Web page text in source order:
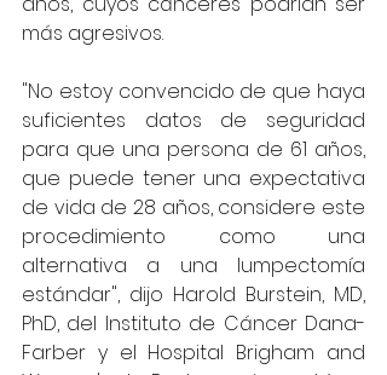
más agresivos.
"No estoy convencido de que haya
suficientes datos de seguridad
para que una persona de 61 años,
que puede tener una expectativa
de vida de 28 años, considere este
procedimiento como una
alternativa a una lumpectomía
estándar", dijo Harold Burstein, MD,
PhD, del Instituto de Cáncer Dana-
Farber y el Hospital Brigham and